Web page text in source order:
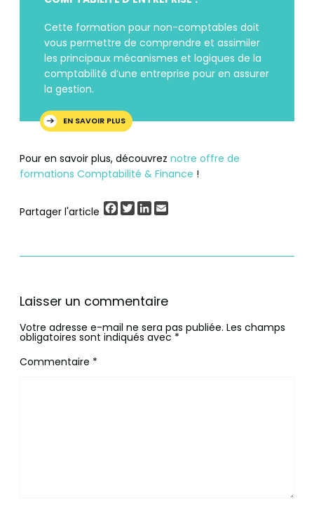
Cette formation pour non-comptables doit
vous permettre de comprendre et assimiler
les principaux mécanismes et logiques de la
comptabilité d’une entreprise pour en assurer
la gestion.
EN SAVOIR PLUS
Pour en savoir plus, découvrez notre offre de
formations Comptabilité & Finance !
Partager l'article Facebook
TwitterLinkedIn
Laisser un commentaire
Votre adresse e-mail ne sera pas publiée. Les champs
obligatoires sont indiqués avec *
Commentaire *